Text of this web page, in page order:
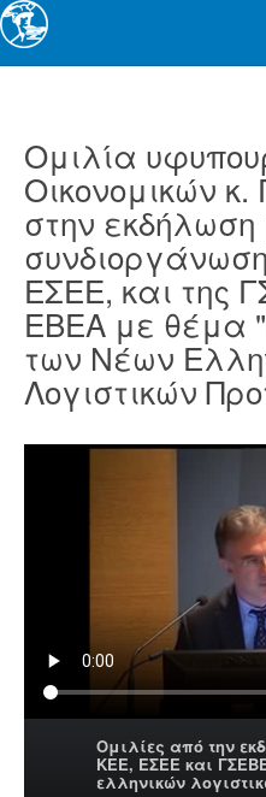
Ομιλία
Οικονομικών
στην εκδήλωση
ΕΣΕΕ, και της
ΕΒΕΑ με θέμα
των Νέων
Λογιστικών
Ομιλίες από την
ΚΕΕ, ΕΣΕΕ και
ελληνικών